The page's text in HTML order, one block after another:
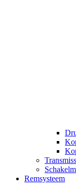
Remsysteem